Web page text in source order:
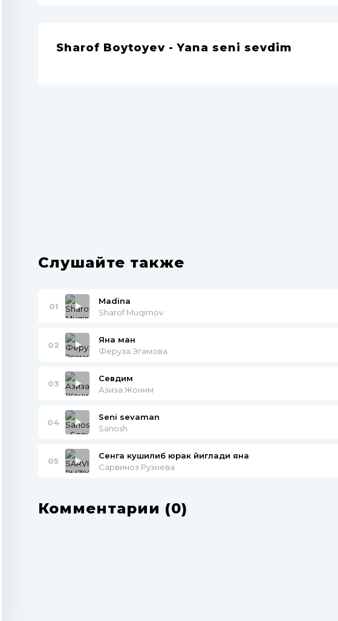
Sharof Boytoyev - Yana seni sevdim
Слушайте также
01
Madina
Sharof Muqimov
02
Яна ман
Феруза Эгамова
03
Севдим
Азиза Жоним
04
Seni sevaman
Sanosh
05
Сенга кушилиб юрак йиглади яна
Сарвиноз Рузиева
Комментарии (0)